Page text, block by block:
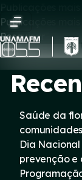
to
content
por
posts
Publicações mais
Pesquisar
Saúde da
Dia
prevenção e